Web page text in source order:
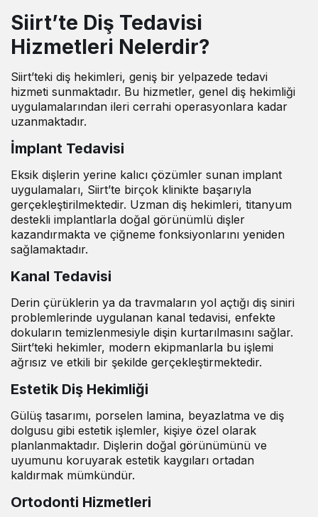
Siirt’te Diş Tedavisi
Hizmetleri Nelerdir?
Siirt’teki diş hekimleri, geniş bir yelpazede tedavi
hizmeti sunmaktadır. Bu hizmetler, genel diş hekimliği
uygulamalarından ileri cerrahi operasyonlara kadar
uzanmaktadır.
İmplant Tedavisi
Eksik dişlerin yerine kalıcı çözümler sunan implant
uygulamaları, Siirt’te birçok klinikte başarıyla
gerçekleştirilmektedir. Uzman diş hekimleri, titanyum
destekli implantlarla doğal görünümlü dişler
kazandırmakta ve çiğneme fonksiyonlarını yeniden
sağlamaktadır.
Kanal Tedavisi
Derin çürüklerin ya da travmaların yol açtığı diş siniri
problemlerinde uygulanan kanal tedavisi, enfekte
dokuların temizlenmesiyle dişin kurtarılmasını sağlar.
Siirt’teki hekimler, modern ekipmanlarla bu işlemi
ağrısız ve etkili bir şekilde gerçekleştirmektedir.
Estetik Diş Hekimliği
Gülüş tasarımı, porselen lamina, beyazlatma ve diş
dolgusu gibi estetik işlemler, kişiye özel olarak
planlanmaktadır. Dişlerin doğal görünümünü ve
uyumunu koruyarak estetik kaygıları ortadan
kaldırmak mümkündür.
Ortodonti Hizmetleri